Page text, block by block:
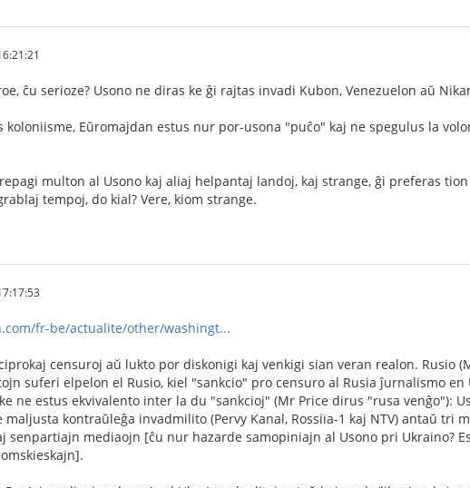
ĉu serioze? Usono ne diras ke ĝi rajtas invadi Kubon, Venezuelon aŭ
koloniisme, Eŭromajdan estus nur por-usona "puĉo" kaj ne spegulus la
multon al Usono kaj aliaj helpantaj landoj, kaj strange, ĝi preferas
tempoj, do kial? Vere, kiom strange.
fr-be/actualite/other/washingt...
censuroj aŭ lukto por diskonigi kaj venkigi sian veran realon. Rusio
suferi elpelon el Rusio, kiel "sankcio" pro censuro al Rusia ĵurnalismo
ne estus ekvivalento inter la du "sankcioj" (Mr Price dirus "rusa venĝo"):
kontraŭleĝa invadmilito (Pervy Kanal, Rossiïa-1 kaj NTV) antaŭ tri
senpartiajn mediaojn [ĉu nur hazarde samopiniajn al Usono pri Ukraino?